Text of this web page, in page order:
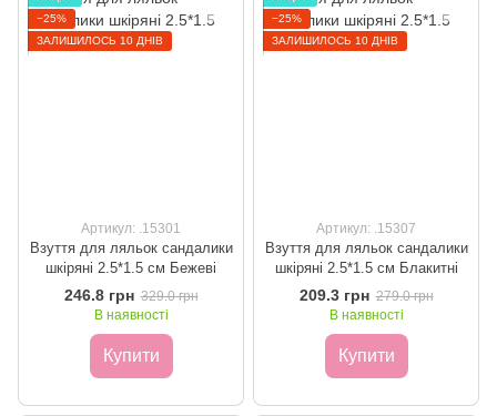
−25%
ЗАЛИШИЛОСЬ 10 ДНІВ
Артикул: .15301
Взуття для ляльок сандалики
шкіряні 2.5*1.5 см Бежеві
246.8 грн 329.0 грн
В наявності
Купити
−25%
ЗАЛИШИЛОСЬ 10 ДНІВ
Артикул: .15307
Взуття для ляльок сандалики
шкіряні 2.5*1.5 см Блакитні
209.3 грн 279.0 грн
В наявності
Купити